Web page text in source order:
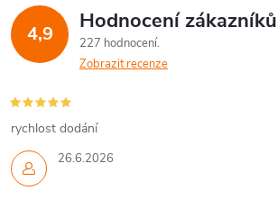
4,9 Hodnocení zákazníků
227 hodnocení
Zobrazit recenze
26.6.2026
rychlost dodání